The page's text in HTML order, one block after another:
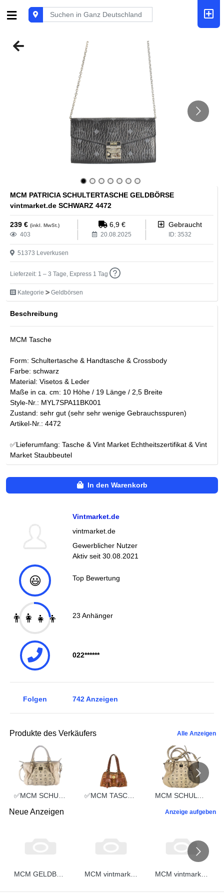
MCM PATRICIA SCHULTERTASCHE GELDBÖRSE
vintmarket.de SCHWARZ 4472
239 € (inkl. MwSt.) 6,9€ Gebraucht
403 20.08.2025 ID: 3532
51373 Leverkusen
Lieferzeit: 1 – 3 Tage, Express 1 Tag
Kategorie Geldbörsen
Beschreibung
MCM Tasche
Form: Schultertasche & Handtasche & Crossbody
Farbe: schwarz
Material: Visetos & Leder
Maße in ca. cm: 10 Höhe / 19 Länge / 2,5 Breite
Style-Nr.: MYL7SPA11BK001
Zustand: sehr gut (sehr sehr wenige Gebrauchsspuren)
Artikel-Nr.: 4472
✅Lieferumfang: Tasche & Vint Market Echtheitszertifikat & Vint
Market Staubbeutel
In den Warenkorb
Vintmarket.de
vintmarket.de
Gewerblicher Nutzer
Aktiv seit 30.08.2021
😃 Top Bewertung
👨‍👩‍👧‍👦 23 Anhänger
022******
Folgen 742Anzeigen
Produkte des Verkäufers Alle Anzeigen
Neue Anzeigen Anzeige aufgeben